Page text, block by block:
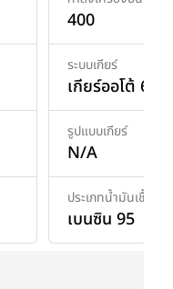
400
ระบบเกียร์
เกียร์ออโต้ 6AT
รูปแบบเกียร์
N/A
ประเภทน้ำมันเชื้อเพ
เบนซิน 95